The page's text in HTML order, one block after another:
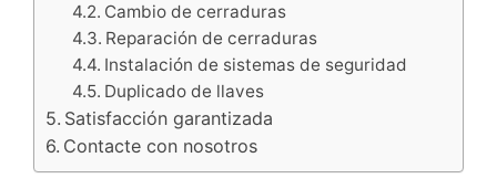
Cambio de cerraduras
Reparación de cerraduras
Instalación de sistemas de seguridad
Duplicado de llaves
Satisfacción garantizada
Contacte con nosotros